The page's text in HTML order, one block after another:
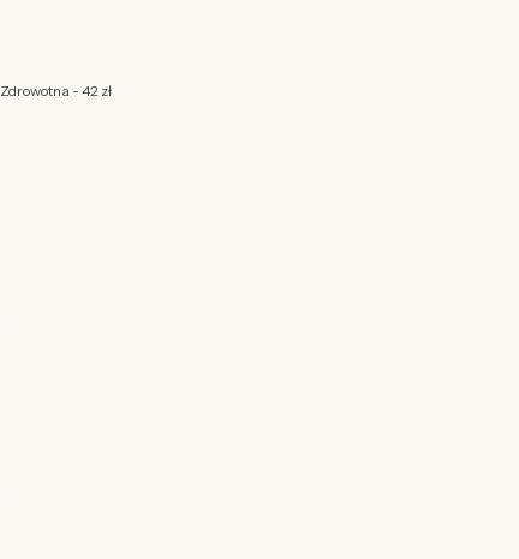
Zdrowotna - 42 zł